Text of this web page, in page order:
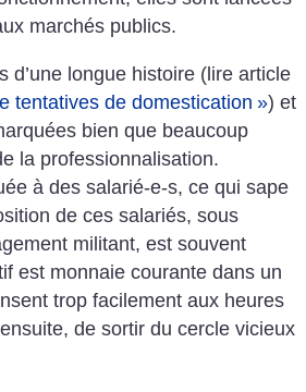
marchés publics.
d’une longue histoire (lire article
tentatives de domestication ») et
bien que beaucoup
la professionnalisation.
à des salarié-e-s, ce qui sape
de ces salariés, sous
militant, est souvent
est monnaie courante dans un
trop facilement aux heures
de sortir du cercle vicieux